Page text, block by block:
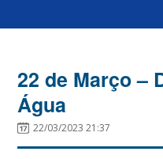
22 de Março –
Água
22/03/2023 21:37